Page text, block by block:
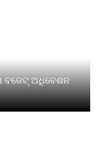
ବଜେଟ୍ ଅଧିବେଶନ